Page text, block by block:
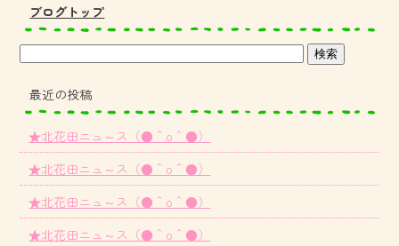
ブログトップ
最近の投稿
★北花田ニュ～ス（●＾o＾●）
★北花田ニュ～ス（●＾o＾●）
★北花田ニュ～ス（●＾o＾●）
★北花田ニュ～ス（●＾o＾●）